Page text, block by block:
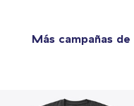
Más campañas de